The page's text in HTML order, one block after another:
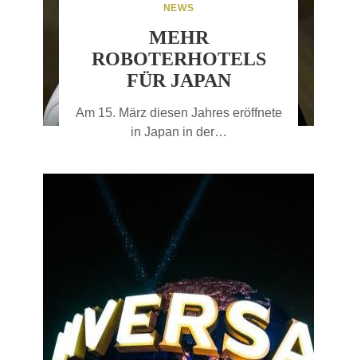
NEWS
MEHR
ROBOTERHOTELS
FÜR JAPAN
Am 15. März diesen Jahres eröffnete
in Japan in der…